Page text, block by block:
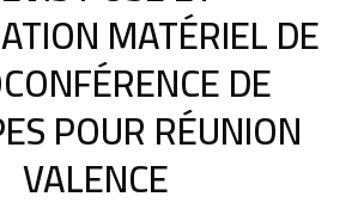
MATÉRIEL DE
DE
POUR RÉUNION
VALENCE